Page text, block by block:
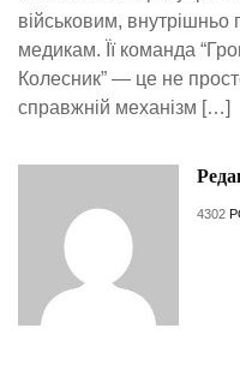
військовим,
медикам. Її команда
Колесник” — це не
справжній механізм […]
4302